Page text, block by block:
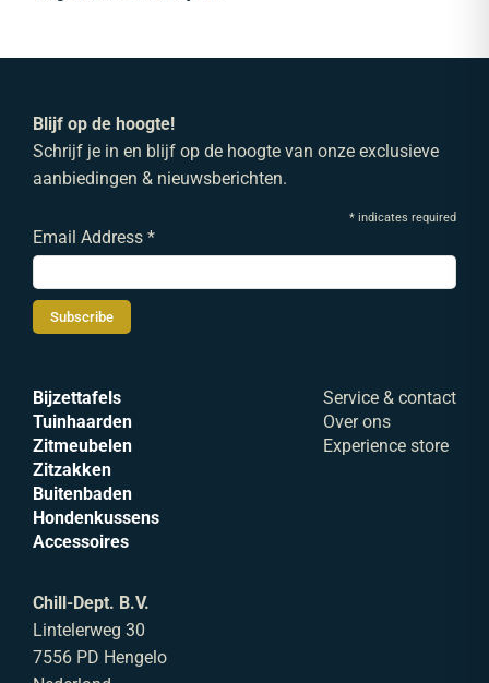
Chill-Dept. B.V.
Lintelerweg 30
7556 PD Hengelo
Bijzettafels
Tuinhaarden
Zitmeubelen
Zitzakken
Buitenbaden
Hondenkussens
Accessoires
Service & contact
Over ons
Experience store
Blijf op de hoogte!
Schrijf je in en blijf op de hoogte van onze exclusieve
aanbiedingen & nieuwsberichten.
*indicates required
Email Address*